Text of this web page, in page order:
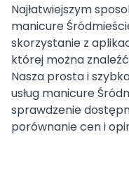
Najłatwiejszym
manicure
skorzystanie z
której można
Nasza prosta i
usług manicure
sprawdzenie
porównanie cen i